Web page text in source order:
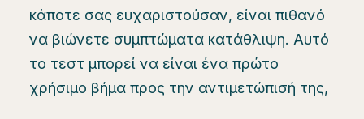
κάποτε σας ευχαριστούσαν, είναι πιθανό
να βιώνετε συμπτώματα κατάθλιψη. Αυτό
το τεστ μπορεί να είναι ένα πρώτο
χρήσιμο βήμα προς την αντιμετώπισή της,